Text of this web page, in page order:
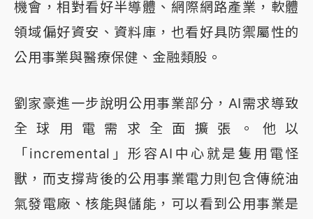
機會，相對看好半導體、網際網路產業，軟體
領域偏好資安、資料庫，也看好具防禦屬性的
公用事業與醫療保健、金融類股。
劉家豪進一步說明公用事業部分，AI需求導致
全球用電需求全面擴張。他以
「incremental」形容AI中心就是隻用電怪
獸，而支撐背後的公用事業電力則包含傳統油
氣發電廠、核能與儲能，可以看到公用事業是